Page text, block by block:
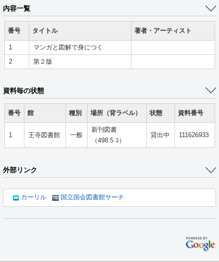
内容一覧
番号 タイトル 著者・アーティスト
1 マンガと図解で身につく
2 第２版
資料毎の状態
番号 館 種別 場所（背ラベル） 状態 資料番号
1 王寺図書館 一般
新刊図書
（498.5 ｺ）
貸出中 111626933
外部リンク
カーリル 国立国会図書館サーチ